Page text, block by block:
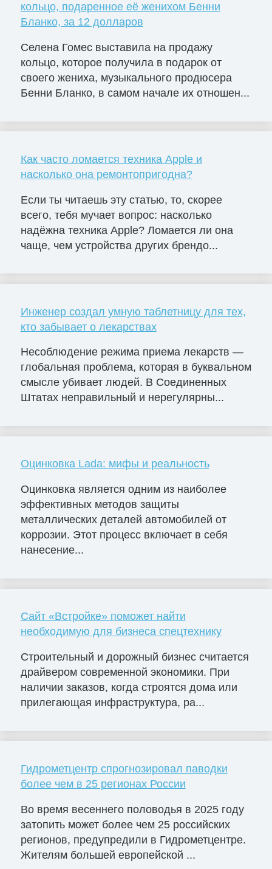
кольцо, подаренное её женихом Бенни
Бланко, за 12 долларов
Селена Гомес выставила на продажу
кольцо, которое получила в подарок от
своего жениха, музыкального продюсера
Бенни Бланко, в самом начале их отношен...
Как часто ломается техника Apple и
насколько она ремонтопригодна?
Если ты читаешь эту статью, то, скорее
всего, тебя мучает вопрос: насколько
надёжна техника Apple? Ломается ли она
чаще, чем устройства других брендо...
Инженер создал умную таблетницу для тех,
кто забывает о лекарствах
Несоблюдение режима приема лекарств —
глобальная проблема, которая в буквальном
смысле убивает людей. В Соединенных
Штатах неправильный и нерегулярны...
Оцинковка Lada: мифы и реальность
Оцинковка является одним из наиболее
эффективных методов защиты
металлических деталей автомобилей от
коррозии. Этот процесс включает в себя
нанесение...
Сайт «Встройке» поможет найти
необходимую для бизнеса спецтехнику
Строительный и дорожный бизнес считается
драйвером современной экономики. При
наличии заказов, когда строятся дома или
прилегающая инфраструктура, ра...
Гидрометцентр спрогнозировал паводки
более чем в 25 регионах России
Во время весеннего половодья в 2025 году
затопить может более чем 25 российских
регионов, предупредили в Гидрометцентре.
Жителям большей европейской ...